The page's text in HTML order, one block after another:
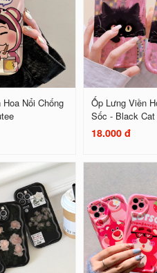
Nổi Chống
Ốp Lưng Viền
Sốc - Black Cat
18.000 đ